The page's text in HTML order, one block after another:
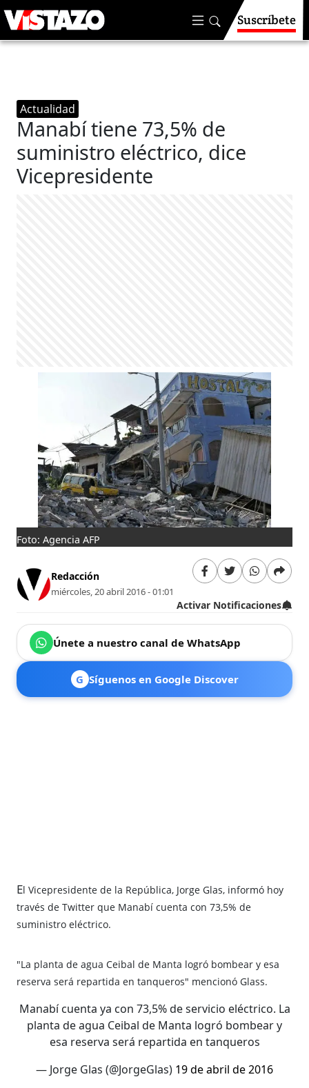
Suscríbete
Actualidad
Manabí tiene 73,5% de
suministro eléctrico, dice
Vicepresidente
Foto: Agencia AFP
Redacción
miércoles, 20 abril 2016 - 01:01
Activar Notificaciones
Únete a nuestro canal de WhatsApp
G Síguenos en Google Discover
El Vicepresidente de la República, Jorge Glas, informó hoy
través de Twitter que Manabí cuenta con 73,5% de
suministro eléctrico.
"La planta de agua Ceibal de Manta logró bombear y esa
reserva será repartida en tanqueros" mencionó Glass.
Manabí cuenta ya con 73,5% de servicio eléctrico. La
planta de agua Ceibal de Manta logró bombear y
esa reserva será repartida en tanqueros
— Jorge Glas (@JorgeGlas) 19 de abril de 2016